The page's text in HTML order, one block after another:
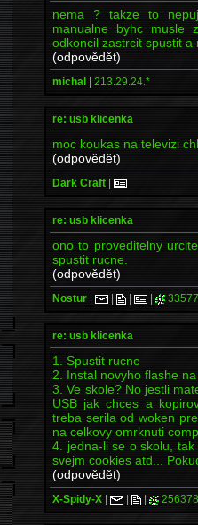
nema ? takze to
manualne byhc
odkoncil zastrcit spustit a
(odpovědět)
michal | 213.29.24.*
re: usb klicenka
moc koukas na televizi
(odpovědět)
Dark Craft |
re: usb klicenka
ono to proveditelny
spustit rucne.
(odpovědět)
Nostur | | | |
re: usb klicenka
1. Spustit rucne
2. Instal novyho flashe
3. Ve skole? No jestli
USB jak chces a
treba serila od woken
na celkovy omrknuti
4. jedna-li se o skolu,
svejm cookies atd...
(odpovědět)
X-Spidy-X | | |